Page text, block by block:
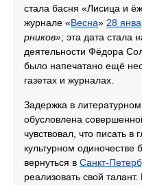
стала басня «Лисица и
журнале «Весна» 28
рников»; эта дата стала
деятельности Фёдора
было напечатано ещё
газетах и журналах.
Задержка в
обусловлена
чувствовал, что писать
культурном
вернуться в Санкт-
реализовать свой